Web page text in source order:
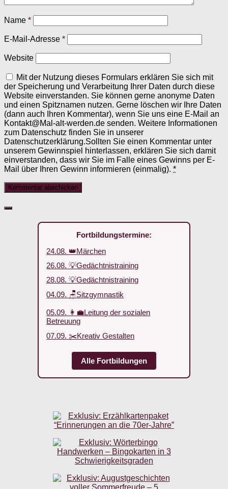
Name *
E-Mail-Adresse *
Website
Mit der Nutzung dieses Formulars erklären Sie sich mit
der Speicherung und Verarbeitung Ihrer Daten durch diese
Website einverstanden. Sie können gerne anonyme Daten
und einen Spitznamen nutzen. Gerne löschen wir Ihre Daten
(dann auch Ihren Kommentar), wenn Sie uns eine E-Mail an
Kontakt@Mal-alt-werden.de senden. Weitere Informationen
zum Datenschutz finden Sie in unserer
Datenschutzerklärung.Sollten Sie einen Kommentar unter
unserem Gewinnspiel hinterlassen, erklären Sie sich damit
einverstanden, dass wir Sie im Falle eines Gewinns per E-
Mail über Ihren Gewinn informieren (einmalig). *
Fortbildungstermine:
24.08. 👑Märchen
26.08. 💡Gedächtnistraining
28.08. 💡Gedächtnistraining
04.09. 🪑Sitzgymnastik
05.09. 👩‍💼Leitung der sozialen
Betreuung
07.09. ✂️Kreativ Gestalten
Alle Fortbildungen